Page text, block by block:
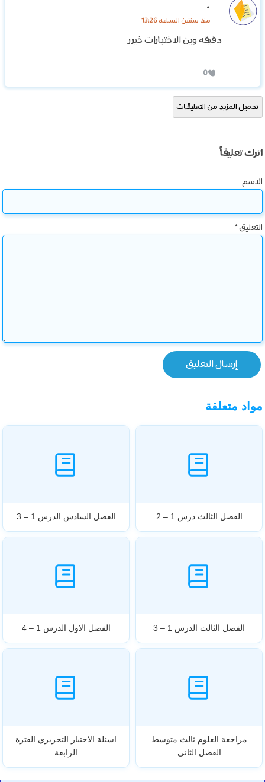
.
منذ سنتين الساعة 13:26
دقيقه وين الاختبارات خيرر
0
تحميل المزيد من التعليقات
اترك تعليقاً
الاسم
التعليق*
مواد متعلقة
الفصل الثالث درس 1 – 2 الفصل السادس الدرس 1 – 3
الفصل الثالث الدرس 1 – 3 الفصل الاول الدرس 1 – 4
مراجعة العلوم ثالث متوسط
الفصل الثاني
اسئلة الاختبار التحريري الفترة
الرابعة